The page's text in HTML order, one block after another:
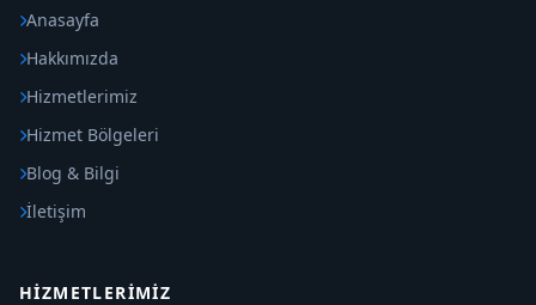
Anasayfa
Hakkımızda
Hizmetlerimiz
Hizmet Bölgeleri
Blog & Bilgi
İletişim
HIZMETLERIMIZ